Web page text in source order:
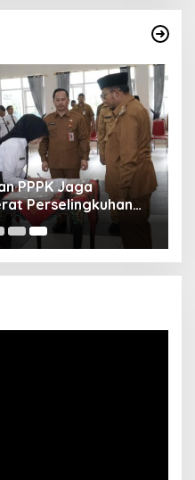
PPPK Jaga
Perselingkuhan